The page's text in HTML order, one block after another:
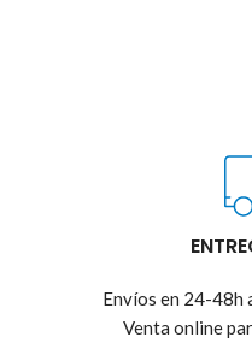
Envíos en 24-48h
Venta online